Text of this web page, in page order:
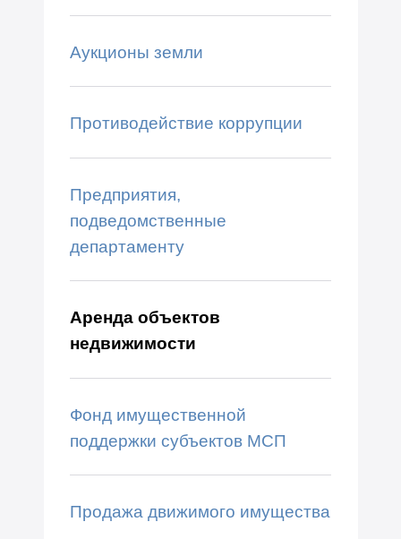
Аукционы земли
Противодействие коррупции
Предприятия,
подведомственные
департаменту
Аренда объектов
недвижимости
Фонд имущественной
поддержки субъектов МСП
Продажа движимого имущества